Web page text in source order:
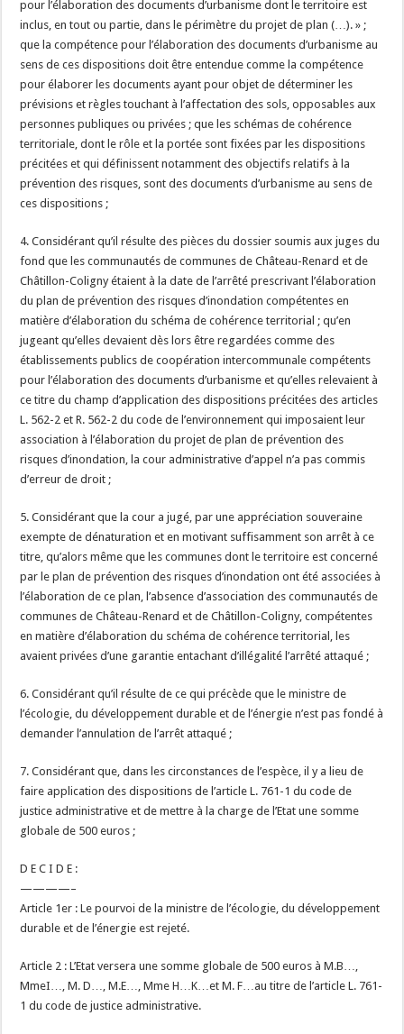
pour l’élaboration des documents d’urbanisme dont le territoire est
inclus, en tout ou partie, dans le périmètre du projet de plan (…). » ;
que la compétence pour l’élaboration des documents d’urbanisme au
sens de ces dispositions doit être entendue comme la compétence
pour élaborer les documents ayant pour objet de déterminer les
prévisions et règles touchant à l’affectation des sols, opposables aux
personnes publiques ou privées ; que les schémas de cohérence
territoriale, dont le rôle et la portée sont fixées par les dispositions
précitées et qui définissent notamment des objectifs relatifs à la
prévention des risques, sont des documents d’urbanisme au sens de
ces dispositions ;
4. Considérant qu’il résulte des pièces du dossier soumis aux juges du
fond que les communautés de communes de Château-Renard et de
Châtillon-Coligny étaient à la date de l’arrêté prescrivant l’élaboration
du plan de prévention des risques d’inondation compétentes en
matière d’élaboration du schéma de cohérence territorial ; qu’en
jugeant qu’elles devaient dès lors être regardées comme des
établissements publics de coopération intercommunale compétents
pour l’élaboration des documents d’urbanisme et qu’elles relevaient à
ce titre du champ d’application des dispositions précitées des articles
L. 562-2 et R. 562-2 du code de l’environnement qui imposaient leur
association à l’élaboration du projet de plan de prévention des
risques d’inondation, la cour administrative d’appel n’a pas commis
d’erreur de droit ;
5. Considérant que la cour a jugé, par une appréciation souveraine
exempte de dénaturation et en motivant suffisamment son arrêt à ce
titre, qu’alors même que les communes dont le territoire est concerné
par le plan de prévention des risques d’inondation ont été associées à
l’élaboration de ce plan, l’absence d’association des communautés de
communes de Château-Renard et de Châtillon-Coligny, compétentes
en matière d’élaboration du schéma de cohérence territorial, les
avaient privées d’une garantie entachant d’illégalité l’arrêté attaqué ;
6. Considérant qu’il résulte de ce qui précède que le ministre de
l’écologie, du développement durable et de l’énergie n’est pas fondé à
demander l’annulation de l’arrêt attaqué ;
7. Considérant que, dans les circonstances de l’espèce, il y a lieu de
faire application des dispositions de l’article L. 761-1 du code de
justice administrative et de mettre à la charge de l’Etat une somme
globale de 500 euros ;
D E C I D E :
————–
Article 1er : Le pourvoi de la ministre de l’écologie, du développement
durable et de l’énergie est rejeté.
Article 2 : L’Etat versera une somme globale de 500 euros à M.B…,
MmeI…, M. D…, M.E…, Mme H…K…et M. F…au titre de l’article L. 761-
1 du code de justice administrative.